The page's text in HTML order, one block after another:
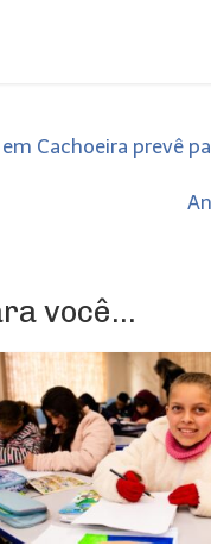
Cachoeira prevê
você...